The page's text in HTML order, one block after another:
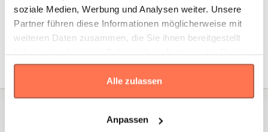
soziale Medien, Werbung und Analysen weiter. Unsere
Partner führen diese Informationen möglicherweise mit
weiteren Daten zusammen, die Sie ihnen bereitgestellt
gesammelt haben.
Alle zulassen
Anpassen
angegeben. Eine Abweichung bis zu ±2 cm ist üblich und gilt als
Toleranz.
Größe
Standard 16 25